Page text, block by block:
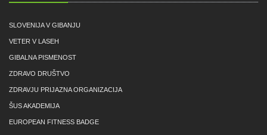
SLOVENIJA V GIBANJU
VETER V LASEH
GIBALNA PISMENOST
ZDRAVO DRUŠTVO
ZDRAVJU PRIJAZNA ORGANIZACIJA
ŠUS AKADEMIJA
EUROPEAN FITNESS BADGE